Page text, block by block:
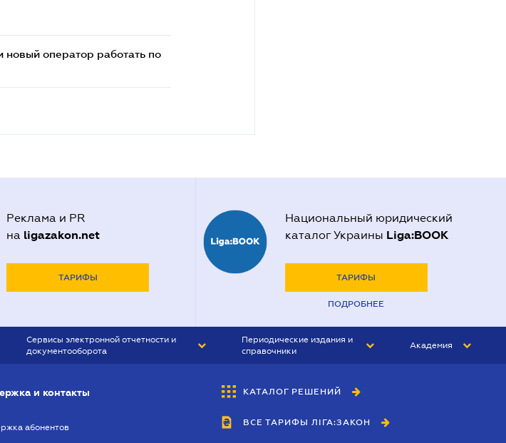
оператор работать по
Реклама и PR
на ligazakon.net
ТАРИФЫ
Национальный юридический
каталог Украины Liga:BOOK
ТАРИФЫ
ПОДРОБНЕЕ
Сервисы электронной отчетности и
документооборота
Периодические издания и
справочники
БУХГАЛТЕР&ЗАКОН
ВЕСТНИК МСФО
Академия
и контакты
абонентов
КАТАЛОГ РЕШЕНИЙ
ВСЕ ТАРИФЫ ЛІГА:ЗАКОН